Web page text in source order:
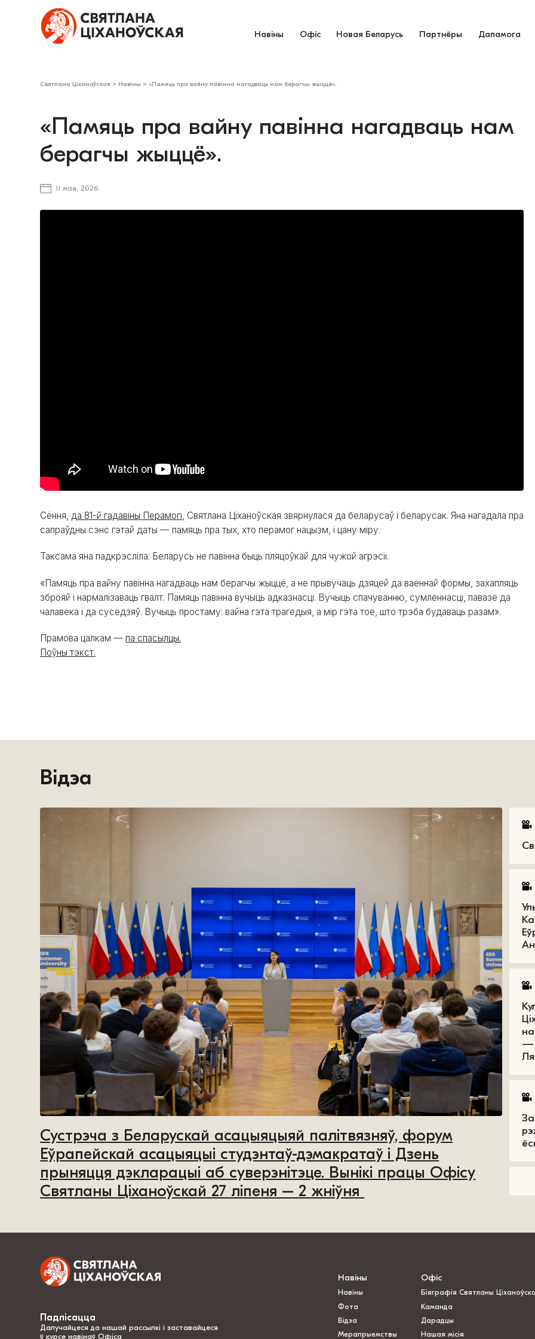
Навіны Офіс Новая Беларусь Партнёры Дапамога
Святлана Ціханоўская > Навіны >«Памяць пра вайну павінна нагадваць нам берагчы жыццё».
«Памяць пра вайну павінна нагадваць нам
берагчы жыццё».
11 мая, 2026
Сёння,да 81-й гадавіны Перамогі, Святлана Ціханоўская звярнулася да беларусаў і беларусак. Яна нагадала пра
сапраўдны сэнс гэтай даты — памяць пра тых, хто перамог нацызм, і цану міру.
Таксама яна падкрэсліла: Беларусь не павінна быць пляцоўкай для чужой агрэсіі.
«Памяць пра вайну павінна нагадваць нам берагчы жыццё, а не прывучаць дзяцей да ваеннай формы, захапляць
зброяй і нармалізаваць гвалт. Памяць павінна вучыць адказнасці. Вучыць спачуванню, сумленнасці, павазе да
чалавека і да суседзяў. Вучыць простаму: вайна гэта трагедыя, а мір гэта тое, што трэба будаваць разам».
Прамова цалкам —па спасылцы.
Поўны тэкст.
Відэа
Сустрэча з Беларускай асацыяцыяй палітвязняў, форум
Еўрапейскай асацыяцыі студэнтаў-дэмакратаў і Дзень
прыняцця дэкларацыі аб суверэнітэце. Вынікі працы Офісу
Святланы Ціханоўскай 27 ліпеня – 2 жніўня
на
—
Падпісацца
Далучайцеся да нашай рассылкі і заставайцеся
ў курсе навінаў Офіса
Навіны
Навіны
Фота
Відэа
Мерапрыемствы
Офіс
Біяграфія Святланы
Каманда
Дарадцы
Нашая місія